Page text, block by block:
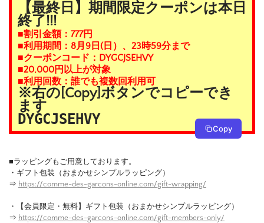
【最終日】期間限定クーポンは本日
終了!!!
■割引金額：777円
■利用期間：8月9日(日）、23時59分まで
■クーポンコード：DYGCJSEHVY
■20,000円以上が対象
■利用回数：誰でも複数回利用可
※右の[Copy]ボタンでコピーでき
ます
DYGCJSEHVY
Copy
■ラッピングもご用意しております。
・ギフト包装（おまかせシンプルラッピング）
⇒ https://comme-des-garcons-online.com/gift-wrapping/
・【会員限定・無料】ギフト包装（おまかせシンプルラッピング）
⇒ https://comme-des-garcons-online.com/gift-members-only/